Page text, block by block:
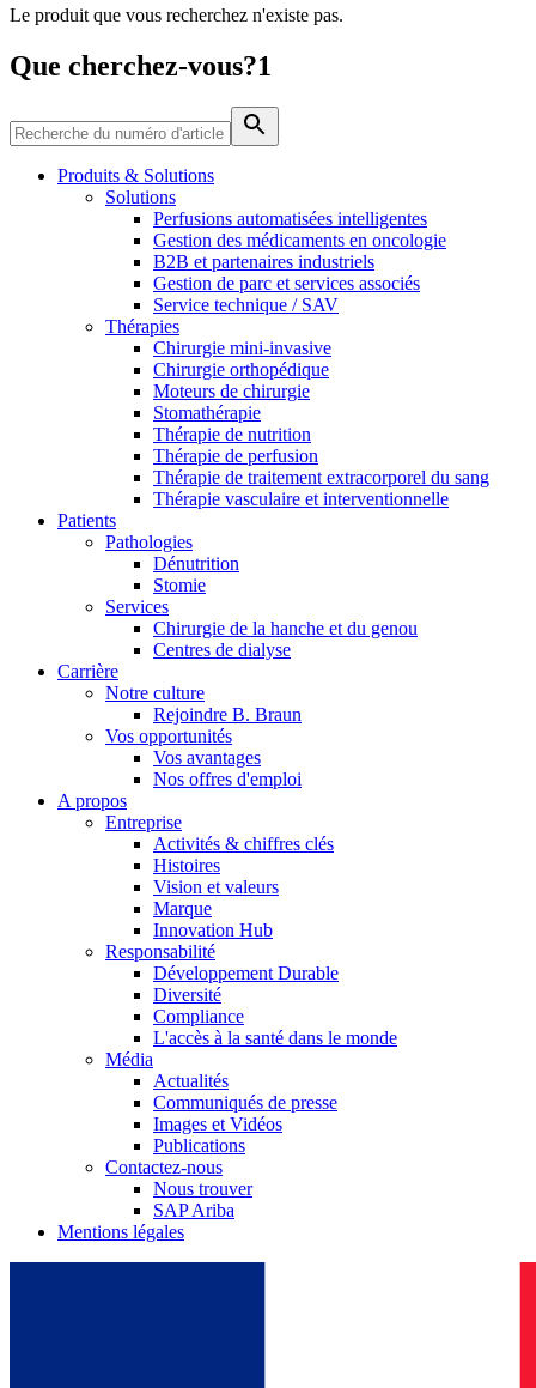
Catalogue de produits
Trouvez le produit que vous recherchez. Visitez le catalogue
de produits B. Braun avec notre portefeuille complet.
Média
Contactez-nous
Pôle d’innovation
Stimulons ensemble l’innovation dans la technologie
médicale. Apprenez-en plus sur notre centre d’innovation et
présentez votre idée.
En dialogue avec B. Braun. Contactez-nous.
Le produit que vous recherchez n'existe pas.
Que cherchez-vous?1
Produits & Solutions
Solutions
Perfusions automatisées intelligentes
Gestion des médicaments en oncologie
B2B et partenaires industriels
Gestion de parc et services associés
Service technique / SAV
Thérapies
Chirurgie mini-invasive
Chirurgie orthopédique
Moteurs de chirurgie
Stomathérapie
Thérapie de nutrition
Thérapie de perfusion
Thérapie de traitement extracorporel du sang
Thérapie vasculaire et interventionnelle
Patients
Pathologies
Dénutrition
Stomie
Services
Chirurgie de la hanche et du genou
Centres de dialyse
Carrière
Notre culture
Rejoindre B. Braun
Vos opportunités
Vos avantages
Nos offres d'emploi
A propos
Entreprise
Activités & chiffres clés
Histoires
Vision et valeurs
Marque
Innovation Hub
Responsabilité
Développement Durable
Diversité
Compliance
L'accès à la santé dans le monde
Média
Actualités
Communiqués de presse
Images et Vidéos
Publications
Contactez-nous
Nous trouver
SAP Ariba
Mentions légales